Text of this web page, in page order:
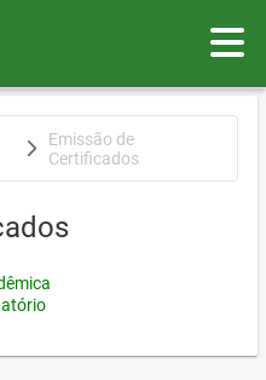
Emissão de
Certificados